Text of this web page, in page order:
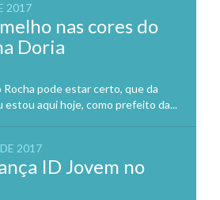
2017
nas cores do
Doria
pode estar certo, que da
estou aqui hoje, como prefeito da...
2017
ID Jovem no